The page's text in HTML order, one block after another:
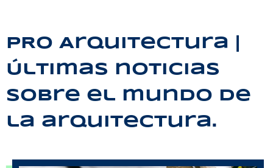
PRO Arquitectura |
Últimas noticias
sobre el mundo de
la arquitectura.